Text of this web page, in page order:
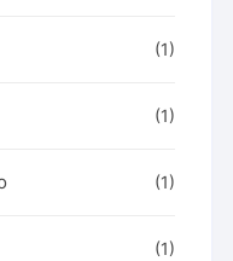
(1)
(1)
(1)
(1)